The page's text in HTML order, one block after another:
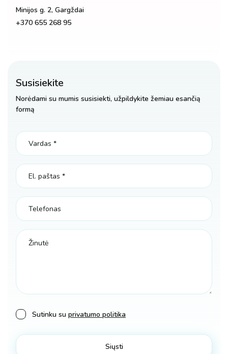
Minijos g. 2, Gargždai
+370 655 268 95
Susisiekite
Norėdami su mumis susisiekti, užpildykite žemiau esančią
formą
Sutinku su privatumo politika